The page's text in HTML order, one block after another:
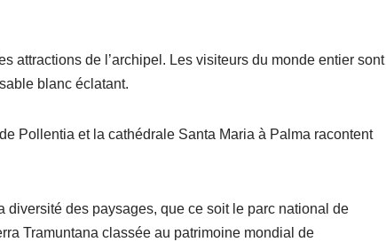
attractions de l’archipel. Les visiteurs du monde entier sont
blanc éclatant.
Pollentia et la cathédrale Santa Maria à Palma racontent
diversité des paysages, que ce soit le parc national de
Tramuntana classée au patrimoine mondial de